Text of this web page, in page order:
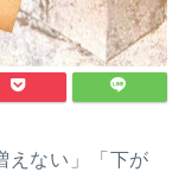
えない」「下が